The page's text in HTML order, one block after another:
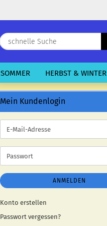
SOMMER HERBST & WINTER
Mein Kundenlogin
E-
Mail-
Adresse
Passwort
ANMELDEN
Konto erstellen
Passwort vergessen?